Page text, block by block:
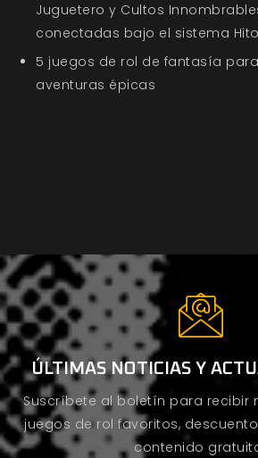
Juguetero y Cultos
conectadas bajo el sistema
5 juegos de rol de fantasía
aventuras épicas
ÚLTIMAS NOTICIAS Y
Suscríbete al boletín para recibir
juegos de rol favoritos,
contenido